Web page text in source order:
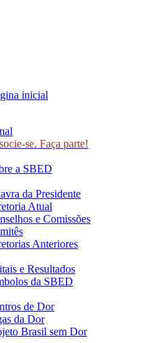
se. Faça parte!
a SBED
da Presidente
Atual
e Comissões
Anteriores
e Resultados
da SBED
de Dor
da Dor
Brasil sem Dor